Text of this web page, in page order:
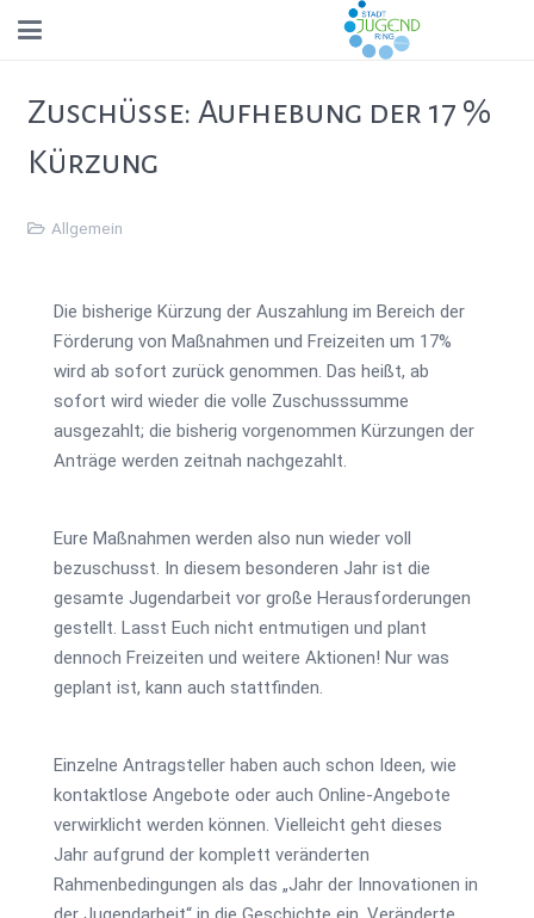
Zuschüsse: Aufhebung der 17 %
Kürzung
Allgemein
Die bisherige Kürzung der Auszahlung im Bereich der
Förderung von Maßnahmen und Freizeiten um 17%
wird ab sofort zurück genommen. Das heißt, ab
sofort wird wieder die volle Zuschusssumme
ausgezahlt; die bisherig vorgenommen Kürzungen der
Anträge werden zeitnah nachgezahlt.
Eure Maßnahmen werden also nun wieder voll
bezuschusst. In diesem besonderen Jahr ist die
gesamte Jugendarbeit vor große Herausforderungen
gestellt. Lasst Euch nicht entmutigen und plant
dennoch Freizeiten und weitere Aktionen! Nur was
geplant ist, kann auch stattfinden.
Einzelne Antragsteller haben auch schon Ideen, wie
kontaktlose Angebote oder auch Online-Angebote
verwirklicht werden können. Vielleicht geht dieses
Jahr aufgrund der komplett veränderten
Rahmenbedingungen als das „Jahr der Innovationen in